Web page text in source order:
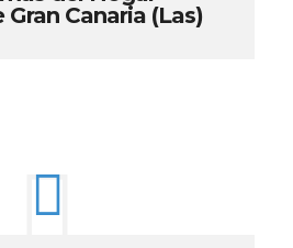
Gran Canaria (Las)